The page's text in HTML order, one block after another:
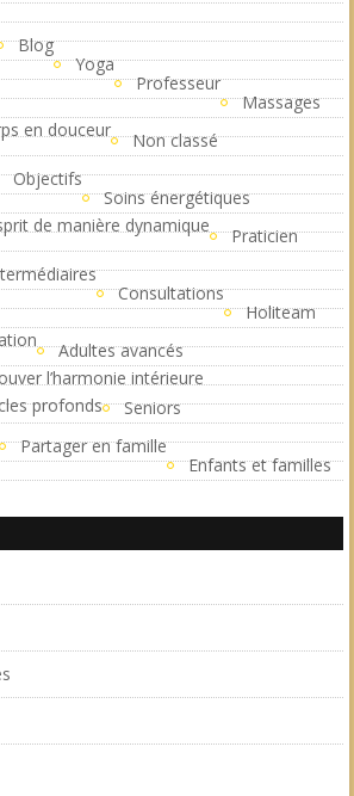
Blog
Yoga
Professeur
Massages
en douceur
Non classé
Objectifs
Soins énergétiques
de manière dynamique
Praticien
Consultations
Holiteam
Adultes avancés
l’harmonie intérieure
profonds
Seniors
Partager en famille
Enfants et familles